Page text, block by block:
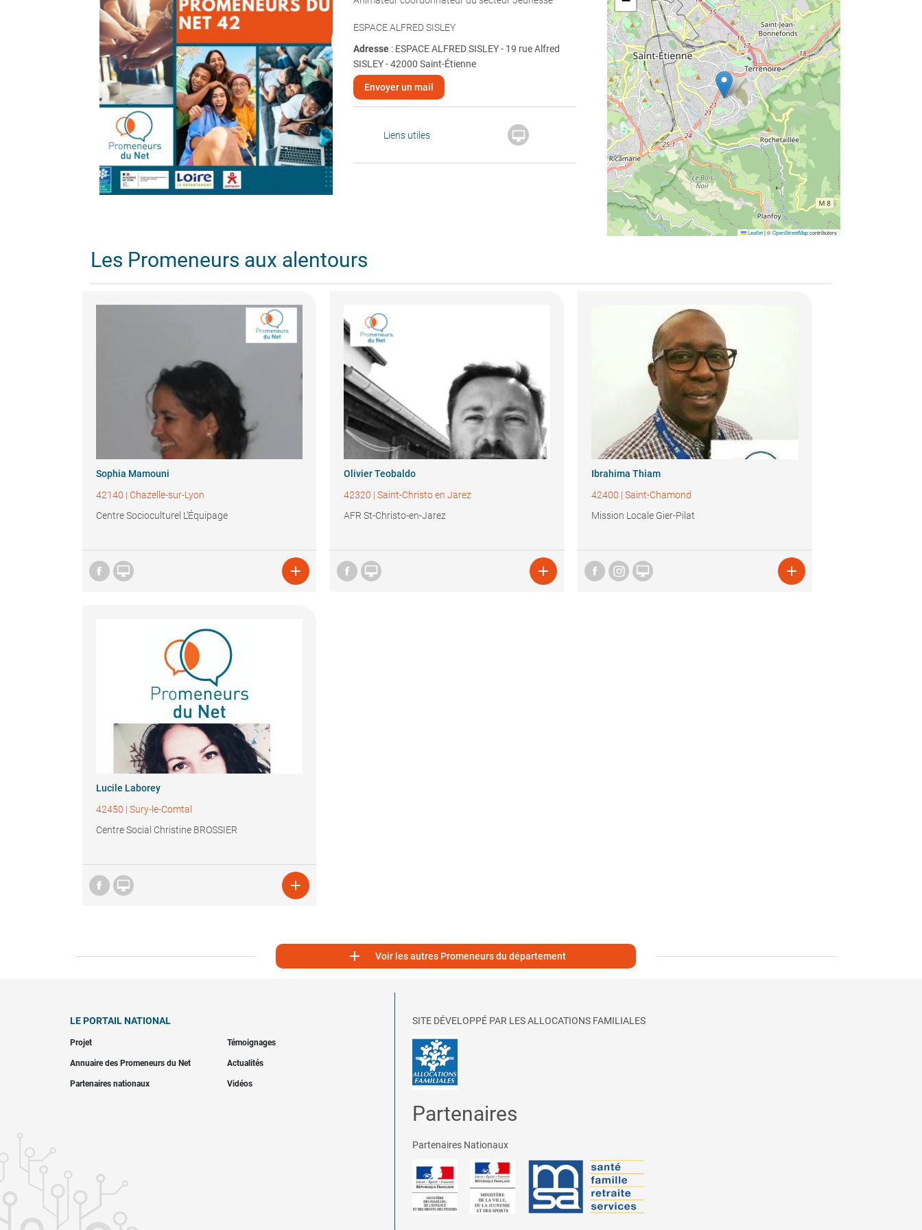
ESPACE ALFRED SISLEY
Adresse : ESPACE ALFRED SISLEY - 19 rue Alfred
SISLEY - 42000 Saint-Étienne
Envoyer un mail
Liens utiles 
Leaflet |©OpenStreetMapcontributors
Les Promeneurs aux alentours
Sophia Mamouni
42140 | Chazelle-sur-Lyon
Centre Socioculturel L’Équipage
 
Olivier Teobaldo
42320 | Saint-Christo en Jarez
AFR St-Christo-en-Jarez
 
Ibrahima Thiam
42400 |Saint-Chamond
Mission Locale Gier-Pilat
 
Lucile Laborey
42450 | Sury-le-Comtal
Centre Social Christine BROSSIER
 
 Voir les autres Promeneurs du département
LE PORTAIL NATIONAL
Projet Témoignages
Annuaire des Promeneurs du Net Actualités
Partenaires nationaux Vidéos
SITE DÉVELOPPÉ PAR LES ALLOCATIONS FAMILIALES
Partenaires
Partenaires Nationaux